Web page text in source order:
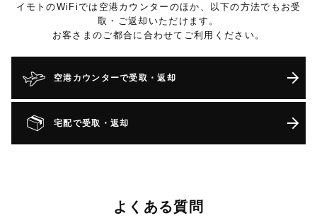
イモトのWiFiでは空港カウンターのほか、以下の方法でもお受
取・ご返却いただけます。
お客さまのご都合に合わせてご利用ください。
空港カウンターで受取・返却
宅配で受取・返却
よくある質問